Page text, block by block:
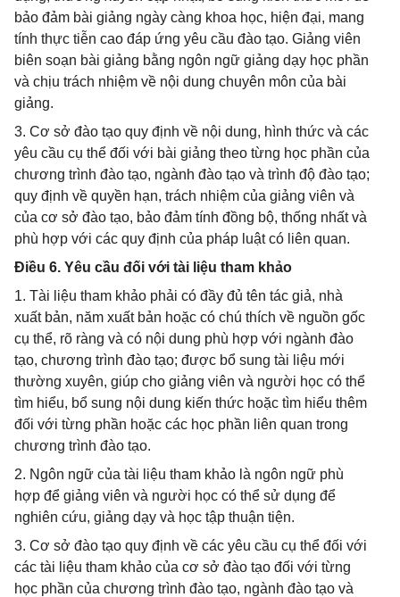
bảo đảm bài giảng ngày càng khoa học, hiện đại, mang
tính thực tiễn cao đáp ứng yêu cầu đào tạo. Giảng viên
biên soạn bài giảng bằng ngôn ngữ giảng dạy học phần
và chịu trách nhiệm về nội dung chuyên môn của bài
giảng.
3. Cơ sở đào tạo quy định về nội dung, hình thức và các
yêu cầu cụ thể đối với bài giảng theo từng học phần của
chương trình đào tạo, ngành đào tạo và trình độ đào tạo;
quy định về quyền hạn, trách nhiệm của giảng viên và
của cơ sở đào tạo, bảo đảm tính đồng bộ, thống nhất và
phù hợp với các quy định của pháp luật có liên quan.
Điều 6. Yêu cầu đối với tài liệu tham khảo
1. Tài liệu tham khảo phải có đầy đủ tên tác giả, nhà
xuất bản, năm xuất bản hoặc có chú thích về nguồn gốc
cụ thể, rõ ràng và có nội dung phù hợp với ngành đào
tạo, chương trình đào tạo; được bổ sung tài liệu mới
thường xuyên, giúp cho giảng viên và người học có thể
tìm hiểu, bổ sung nội dung kiến thức hoặc tìm hiểu thêm
đối với từng phần hoặc các học phần liên quan trong
chương trình đào tạo.
2. Ngôn ngữ của tài liệu tham khảo là ngôn ngữ phù
hợp để giảng viên và người học có thể sử dụng để
nghiên cứu, giảng dạy và học tập thuận tiện.
3. Cơ sở đào tạo quy định về các yêu cầu cụ thể đối với
các tài liệu tham khảo của cơ sở đào tạo đối với từng
học phần của chương trình đào tạo, ngành đào tạo và